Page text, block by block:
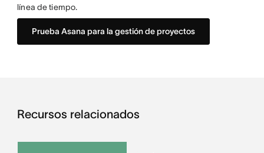
línea de tiempo.
Prueba Asana para la gestión de proyectos
Recursos relacionados